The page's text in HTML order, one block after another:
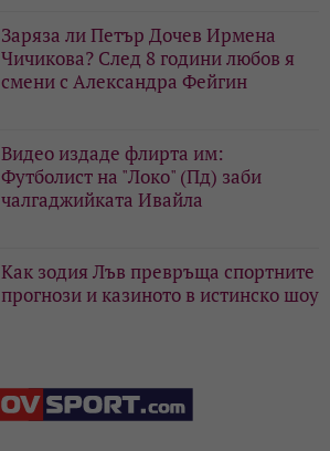
Заряза ли Петър Дочев Ирмена
Чичикова? След 8 години любов я
смени с Александра Фейгин
Видео издаде флирта им:
Футболист на "Локо" (Пд) заби
чалгаджийката Ивайла
Как зодия Лъв превръща спортните
прогнози и казиното в истинско шоу